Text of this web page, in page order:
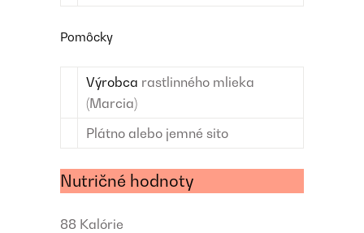
Pomôcky
Výrobca rastlinného mlieka
(Marcia)
Plátno alebo jemné sito
Nutričné hodnoty
88 Kalórie